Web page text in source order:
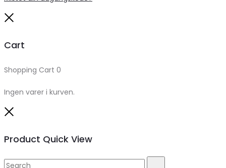
Cart
Shopping Cart 0
Ingen varer i kurven.
Product Quick View
Search